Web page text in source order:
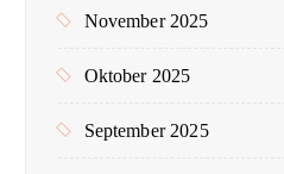
November 2025
Oktober 2025
September 2025